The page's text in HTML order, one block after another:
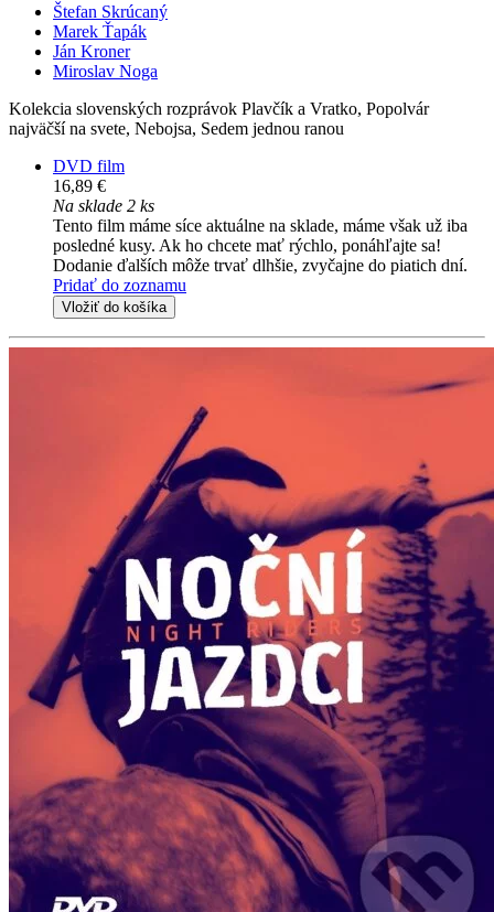
Štefan Skrúcaný
Marek Ťapák
Ján Kroner
Miroslav Noga
Kolekcia slovenských rozprávok Plavčík a Vratko, Popolvár
najväčší na svete, Nebojsa, Sedem jednou ranou
DVD film
16,89 €
Na sklade 2 ks
Tento film máme síce aktuálne na sklade, máme však už iba
posledné kusy. Ak ho chcete mať rýchlo, ponáhľajte sa!
Dodanie ďalších môže trvať dlhšie, zvyčajne do piatich dní.
Pridať do zoznamu
Vložiť do košíka